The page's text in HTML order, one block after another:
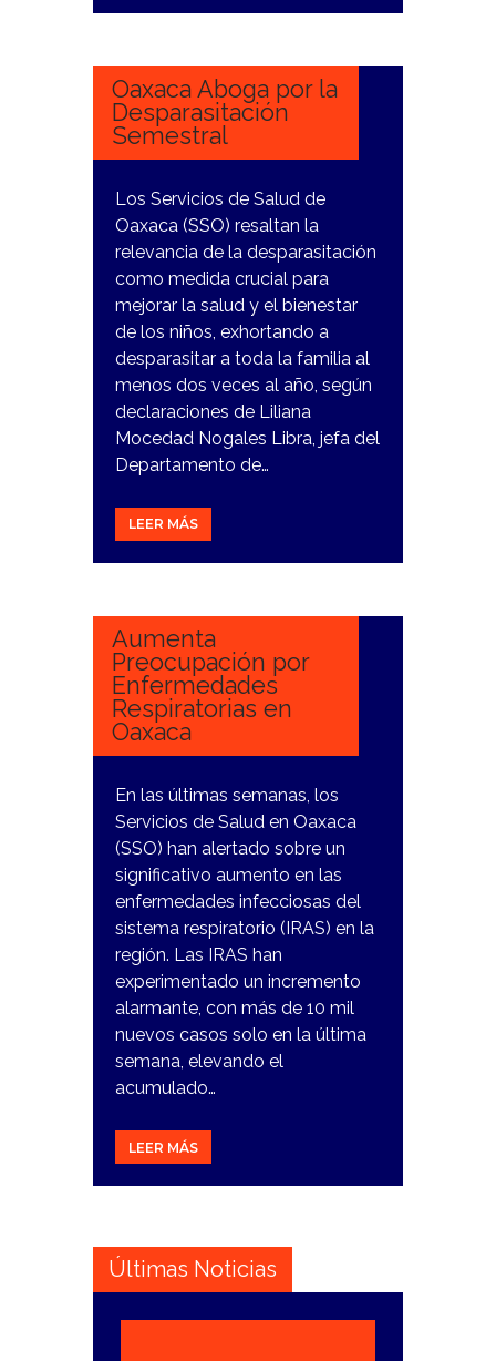
19
Oaxaca Aboga por la
Desparasitación
Semestral
Los Servicios de Salud de
Oaxaca (SSO) resaltan la
relevancia de la desparasitación
como medida crucial para
mejorar la salud y el bienestar
de los niños, exhortando a
desparasitar a toda la familia al
menos dos veces al año, según
declaraciones de Liliana
Mocedad Nogales Libra, jefa del
Departamento de…
LEER MÁS
24
Aumenta
Preocupación por
Enfermedades
Respiratorias en
Oaxaca
En las últimas semanas, los
Servicios de Salud en Oaxaca
(SSO) han alertado sobre un
significativo aumento en las
enfermedades infecciosas del
sistema respiratorio (IRAS) en la
región. Las IRAS han
experimentado un incremento
alarmante, con más de 10 mil
nuevos casos solo en la última
semana, elevando el
acumulado…
LEER MÁS
Últimas Noticias